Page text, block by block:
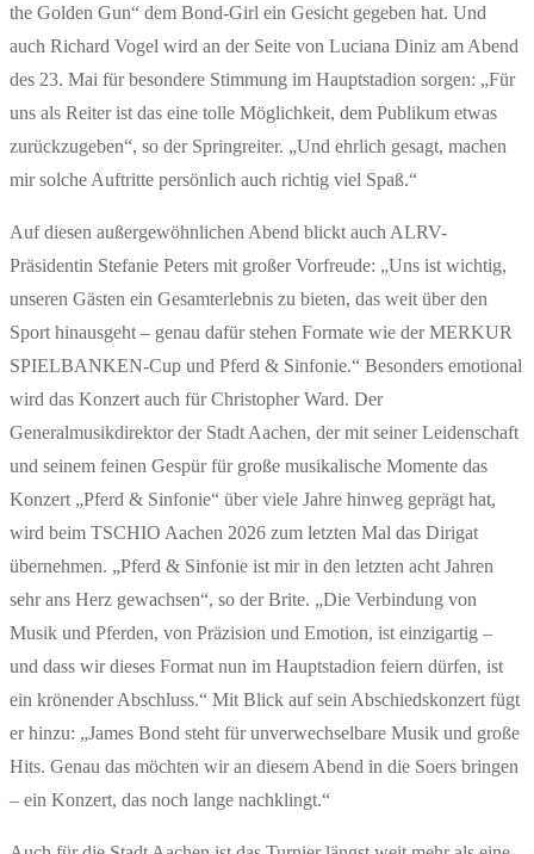
the Golden Gun“ dem Bond-Girl ein Gesicht gegeben hat. Und
auch Richard Vogel wird an der Seite von Luciana Diniz am Abend
des 23. Mai für besondere Stimmung im Hauptstadion sorgen: „Für
uns als Reiter ist das eine tolle Möglichkeit, dem Publikum etwas
zurückzugeben“, so der Springreiter. „Und ehrlich gesagt, machen
mir solche Auftritte persönlich auch richtig viel Spaß.“
Auf diesen außergewöhnlichen Abend blickt auch ALRV-
Präsidentin Stefanie Peters mit großer Vorfreude: „Uns ist wichtig,
unseren Gästen ein Gesamterlebnis zu bieten, das weit über den
Sport hinausgeht – genau dafür stehen Formate wie der MERKUR
SPIELBANKEN-Cup und Pferd & Sinfonie.“ Besonders emotional
wird das Konzert auch für Christopher Ward. Der
Generalmusikdirektor der Stadt Aachen, der mit seiner Leidenschaft
und seinem feinen Gespür für große musikalische Momente das
Konzert „Pferd & Sinfonie“ über viele Jahre hinweg geprägt hat,
wird beim TSCHIO Aachen 2026 zum letzten Mal das Dirigat
übernehmen. „Pferd & Sinfonie ist mir in den letzten acht Jahren
sehr ans Herz gewachsen“, so der Brite. „Die Verbindung von
Musik und Pferden, von Präzision und Emotion, ist einzigartig –
und dass wir dieses Format nun im Hauptstadion feiern dürfen, ist
ein krönender Abschluss.“ Mit Blick auf sein Abschiedskonzert fügt
er hinzu: „James Bond steht für unverwechselbare Musik und große
Hits. Genau das möchten wir an diesem Abend in die Soers bringen
– ein Konzert, das noch lange nachklingt.“